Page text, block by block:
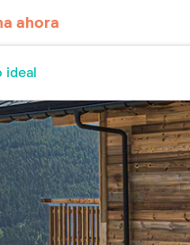
ahora
ideal